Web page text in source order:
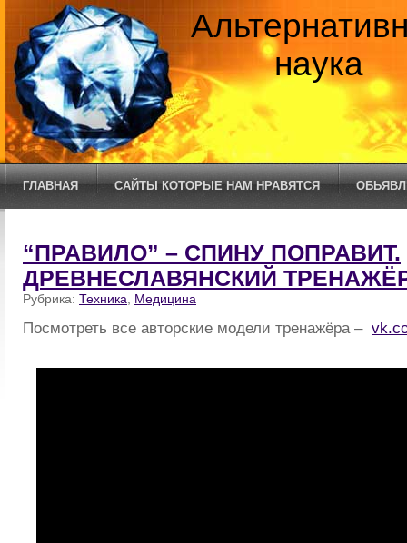
наука
ГЛАВНАЯ САЙТЫ КОТОРЫЕ НАМ НРАВЯТСЯ
“ПРАВИЛО” – СПИНУ ПОПРАВИТ.
ДРЕВНЕСЛАВЯНСКИЙ
Рубрика: Техника Медицина
Посмотреть все авторские модели тренажёра –